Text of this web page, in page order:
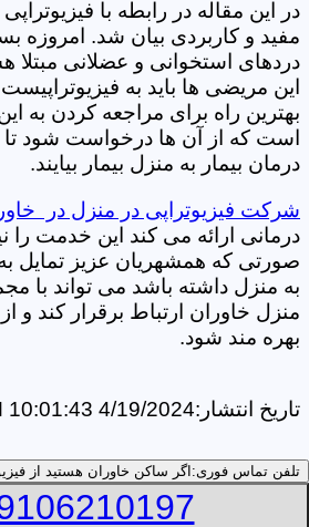
در این مقاله در رابطه با
مفید و کاربردی بیان شد. امروزه
دردهای استخوانی و عضلانی مبتلا
این مریضی ها باید به
بهترین راه برای مراجعه کردن به
است که از آن ها درخواست شود تا
درمان بیمار به منزل بیمار بیایند.
شرکت فیزیوتراپی در منزل در
درمانی ارائه می کند این خدمت را
صورتی که همشهریان عزیز تمایل
به منزل داشته باشد می تواند با
منزل خاوران ارتباط برقرار کند و
بهره مند شود.
تاریخ انتشار:4/19/2024 10:01:43 AM
تلفن تماس فوری: اگر ساکن خاوران هستید از